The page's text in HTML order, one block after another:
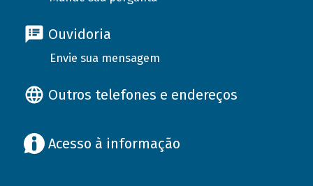
Ouvidoria
Envie sua mensagem
Outros telefones e endereços
Acesso à informação